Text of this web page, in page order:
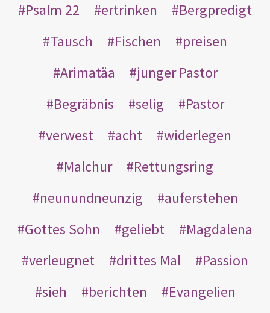
Psalm 22
ertrinken
Bergpredigt
Tausch
Fischen
preisen
Arimatäa
junger Pastor
Begräbnis
selig
Pastor
verwest
acht
widerlegen
Malchur
Rettungsring
neunundneunzig
auferstehen
Gottes Sohn
geliebt
Magdalena
verleugnet
drittes Mal
Passion
sieh
berichten
Evangelien